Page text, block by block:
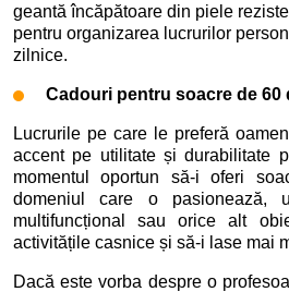
geantă încăpătoare din piele
pentru organizarea lucrurilor
zilnice.
Cadouri pentru soacre de 60
Lucrurile pe care le preferă
accent pe utilitate și durabilitate
momentul oportun să-i oferi
domeniul care o pasionează,
multifuncțional sau orice alt
activitățile casnice și să-i lase mai
Dacă este vorba despre o